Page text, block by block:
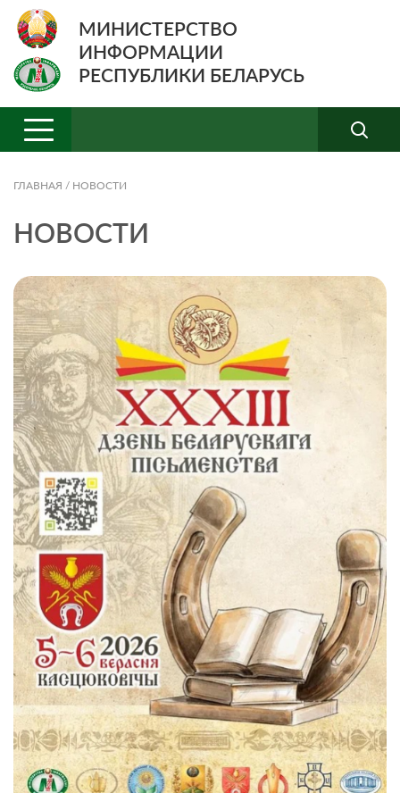
МИНИСТЕРСТВО
ИНФОРМАЦИИ
РЕСПУБЛИКИ БЕЛАРУСЬ
ГЛАВНАЯ / НОВОСТИ
НОВОСТИ